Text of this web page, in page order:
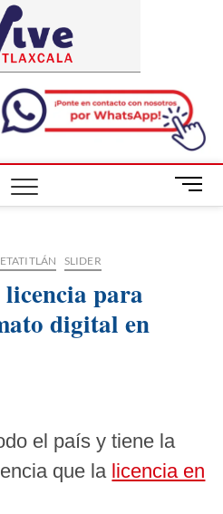
B
o
SLIDER
para
digital en
el país y tiene la
que la licencia en